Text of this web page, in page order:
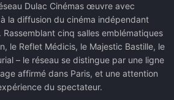
Dulac Cinémas œuvre avec
la diffusion du cinéma indépendant
Rassemblant cinq salles emblématiques
le Reflet Médicis, le Majestic Bastille, le
– le réseau se distingue par une ligne
affirmé dans Paris, et une attention
du spectateur.